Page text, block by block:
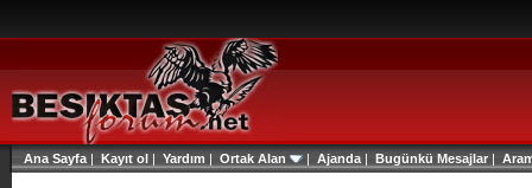
Ana Sayfa | Kayıt ol | Yardım | Ortak Alan | Ajanda | Bugünkü Mesajlar|